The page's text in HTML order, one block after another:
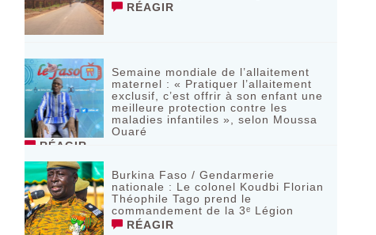
RÉAGIR
Semaine mondiale de l’allaitement
maternel : « Pratiquer l’allaitement
exclusif, c’est offrir à son enfant une
meilleure protection contre les
maladies infantiles », selon Moussa
Ouaré
RÉAGIR
Burkina Faso / Gendarmerie
nationale : Le colonel Koudbi Florian
Théophile Tago prend le
commandement de la 3ᵉ Légion
RÉAGIR